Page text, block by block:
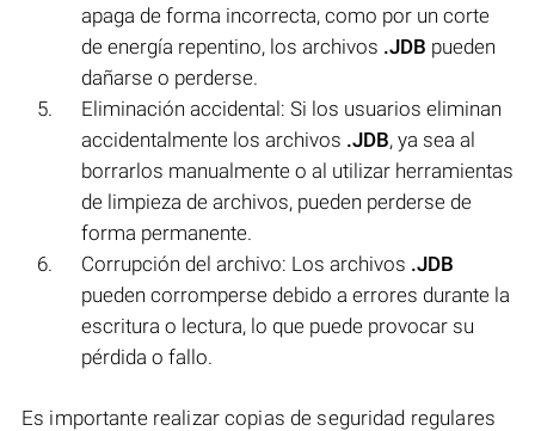
apaga de forma incorrecta, como por un corte
de energía repentino, los archivos .JDB pueden
dañarse o perderse.
Eliminación accidental: Si los usuarios eliminan
accidentalmente los archivos .JDB, ya sea al
borrarlos manualmente o al utilizar herramientas
de limpieza de archivos, pueden perderse de
forma permanente.
Corrupción del archivo: Los archivos .JDB
pueden corromperse debido a errores durante la
escritura o lectura, lo que puede provocar su
pérdida o fallo.
Es importante realizar copias de seguridad regulares